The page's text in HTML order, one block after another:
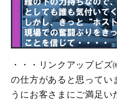
・・・リンクアップビ
の仕方があると思ってい
うにお客さまにご満足い